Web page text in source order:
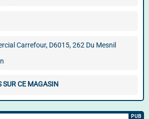
Carrefour, D6015, 262 Du Mesnil
SUR CE MAGASIN